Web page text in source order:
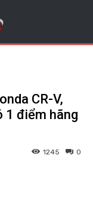
CR-V,
1 điểm hãng
0
1245